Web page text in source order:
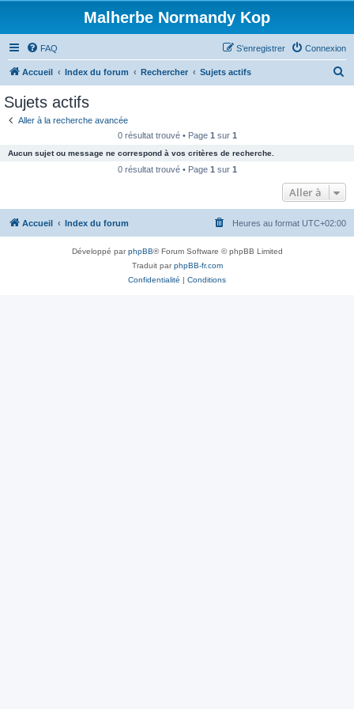
Malherbe Normandy Kop
FAQ Connexion
S’enregistrer
Accueil Index du forum Rechercher Sujets actifs
c
e
Sujets actifs
Aller à la recherche avancée
0 résultat trouvé • Page 1 sur 1
Aucun sujet ou message ne correspond à vos critères de recherche.
0 résultat trouvé • Page 1 sur 1
Aller à
Accueil Index du forum Heures au format UTC+02:00
Développé parphpBB® Forum Software © phpBB Limited
Traduit parphpBB-fr.com
Confidentialité | Conditions